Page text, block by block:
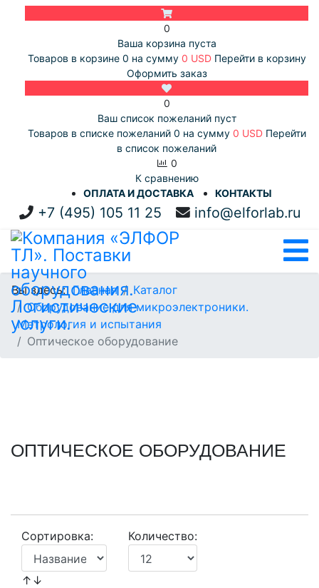
0
Ваша корзина пуста
Товаров в корзине 0 на сумму 0 USD Перейти в корзину
Оформить заказ
0
Ваш список пожеланий пуст
Товаров в списке пожеланий 0 на сумму 0 USD Перейти
в список пожеланий
0
К сравнению
ОПЛАТА И ДОСТАВКА
КОНТАКТЫ
+7 (495) 105 11 25 info@elforlab.ru
Вы здесь:Главная
Каталог
Оборудование для микроэлектроники.
Метрология и испытания
Оптическое оборудование
ОПТИЧЕСКОЕ ОБОРУДОВАНИЕ
Сортировка:
↑↓
Количество: